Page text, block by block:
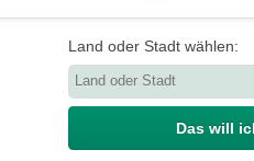
Land oder Stadt wählen:
Das will